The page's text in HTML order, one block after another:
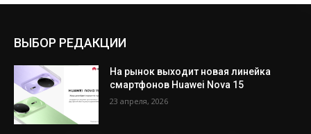
ВЫБОР РЕДАКЦИИ
На рынок выходит новая линейка
смартфонов Huawei Nova 15
23 апреля, 2026